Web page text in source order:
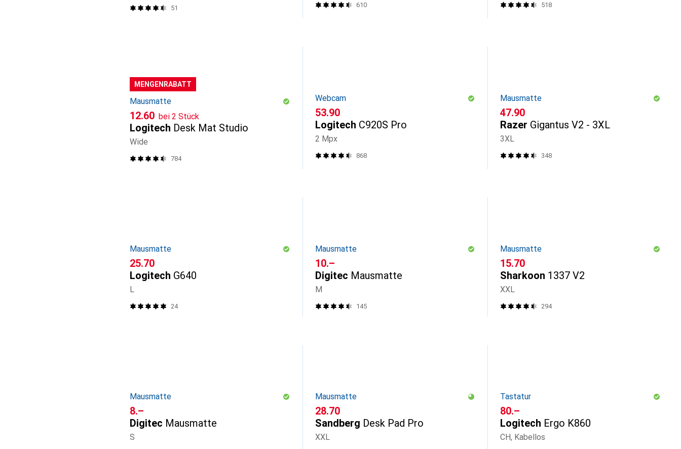
51 610 518
MENGENRABATT
Mausmatte
CHF
12.60 bei 2 Stück
Logitech Desk Mat Studio
Wide
784
Webcam
CHF
53.90
Logitech C920S Pro
2 Mpx
868
Mausmatte
CHF
47.90
Razer Gigantus V2 - 3XL
3XL
348
Mausmatte
CHF
25.70
Logitech G640
L
24
Mausmatte
CHF
10.–
Digitec Mausmatte
M
145
Mausmatte
CHF
15.70
Sharkoon 1337 V2
XXL
294
Mausmatte
CHF
8.–
Digitec Mausmatte
S
Mausmatte
CHF
28.70
Sandberg Desk Pad Pro
XXL
Tastatur
CHF
80.–
Logitech Ergo K860
CH, Kabellos